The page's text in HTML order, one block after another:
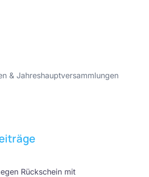
& Jahreshauptversammlungen
Rückschein mit